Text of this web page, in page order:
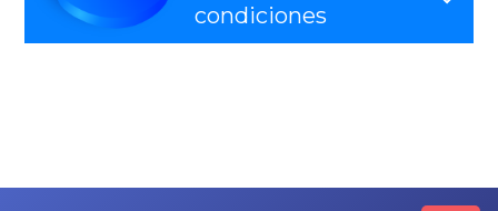
condiciones